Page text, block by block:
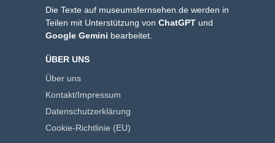
Die Texte auf museumsfernsehen.de werden in
Teilen mit Unterstützung von ChatGPT und
Google Gemini bearbeitet.
ÜBER UNS
Über uns
Kontakt/Impressum
Datenschutzerklärung
Cookie-Richtlinie (EU)